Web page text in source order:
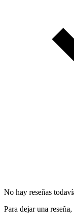
No hay reseñas
Para dejar una